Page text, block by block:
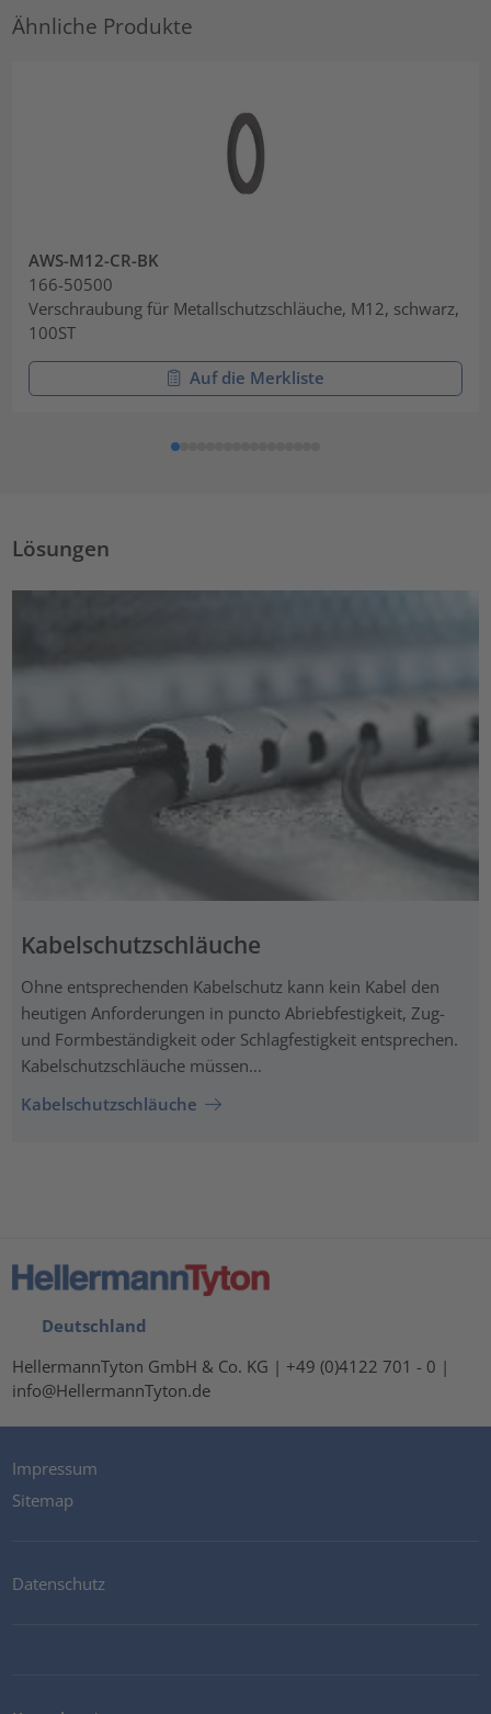
Ähnliche Produkte
AWS-M12-CR-BK
166-50500
Verschraubung für Metallschutzschläuche, M12, schwarz,
100ST
Auf die Merkliste
Lösungen
Kabelschutzschläuche
Ohne entsprechenden Kabelschutz kann kein Kabel den
heutigen Anforderungen in puncto Abriebfestigkeit, Zug-
und Formbeständigkeit oder Schlagfestigkeit entsprechen.
Kabelschutzschläuche müssen...
Kabelschutzschläuche
Deutschland
HellermannTyton GmbH & Co. KG | +49 (0)4122 701 - 0 |
info@HellermannTyton.de
Impressum
Sitemap
Datenschutz